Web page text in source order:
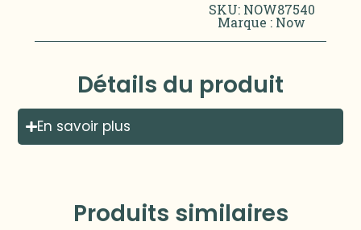
SKU: NOW87540
Marque : Now
Détails du produit
En savoir plus
Produits similaires